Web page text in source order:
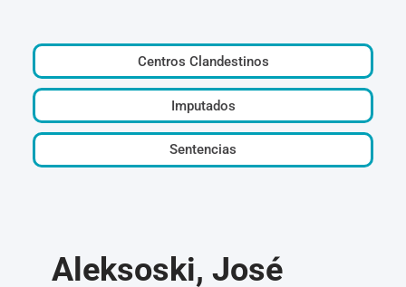
Centros Clandestinos
Imputados
Sentencias
Aleksoski, José